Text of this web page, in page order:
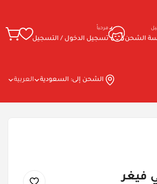
الشحن
مرحباً
تسجيل الدخول / التسجيل
الشحن إلى: السعودية العربية
فيغر